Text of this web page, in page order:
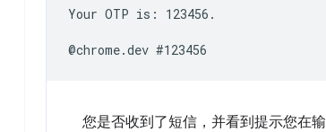
Your OTP is: 123456.
您是否收到了短信，并看到提示您在